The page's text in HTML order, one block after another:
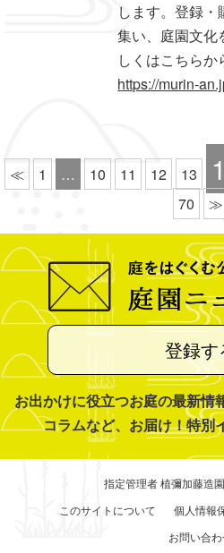
します。登録
集い、庭園文化
しくはこちらか
https://murin-
≪ 1 … 10 11 12 13
70
≫
登録す
お出かけに役立つお庭の最新情
コラムなど、お届け！特別
指定管理者 植彌加藤造園
このサイトについて
個人情報
お問い合